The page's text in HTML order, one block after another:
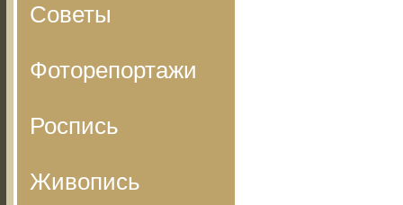
Советы
Фоторепортажи
Роспись
Живопись